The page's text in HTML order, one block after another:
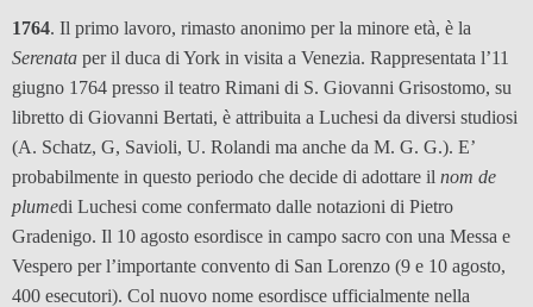
1764. Il primo lavoro, rimasto anonimo per la minore età, è la
Serenata per il duca di York in visita a Venezia. Rappresentata l’11
giugno 1764 presso il teatro Rimani di S. Giovanni Grisostomo, su
libretto di Giovanni Bertati, è attribuita a Luchesi da diversi studiosi
(A. Schatz, G, Savioli, U. Rolandi ma anche da M. G. G.). E’
probabilmente in questo periodo che decide di adottare il nom de
plumedi Luchesi come confermato dalle notazioni di Pietro
Gradenigo. Il 10 agosto esordisce in campo sacro con una Messa e
Vespero per l’importante convento di San Lorenzo (9 e 10 agosto,
400 esecutori). Col nuovo nome esordisce ufficialmente nella